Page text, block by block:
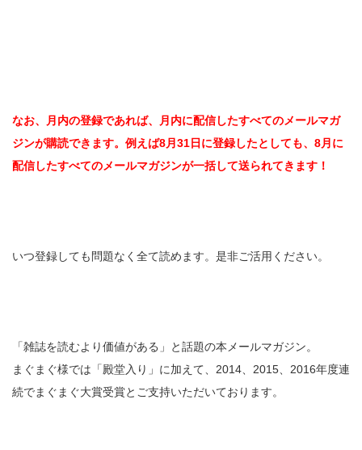
なお、月内の登録であれば、月内に配信したすべてのメールマガ
ジンが購読できます。例えば8月31日に登録したとしても、8月に
配信したすべてのメールマガジンが一括して送られてきます！
いつ登録しても問題なく全て読めます。是非ご活用ください。
「雑誌を読むより価値がある」と話題の本メールマガジン。
まぐまぐ様では「殿堂入り」に加えて、2014、2015、2016年度連
続でまぐまぐ大賞受賞とご支持いただいております。